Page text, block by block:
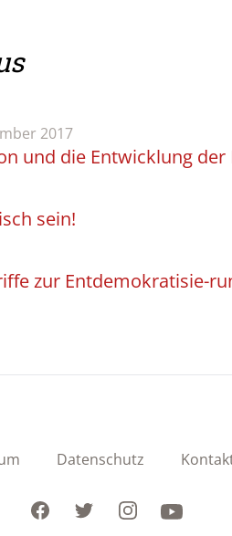
2017
und die Entwicklung
sein!
zur Entdemokratisie-
Datenschutz
FacebookTwitterInstagramYoutube